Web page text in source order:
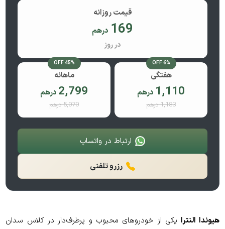
قیمت روزانه
169 درهم
در روز
6% OFF
هفتگی
1,110 درهم
1,183 درهم
45% OFF
ماهانه
2,799 درهم
5,070 درهم
ارتباط در واتساپ
رزرو تلفنی
هیوندا النترایکی از خودروهای محبوب و پرطرف‌دار در کلاس سدان